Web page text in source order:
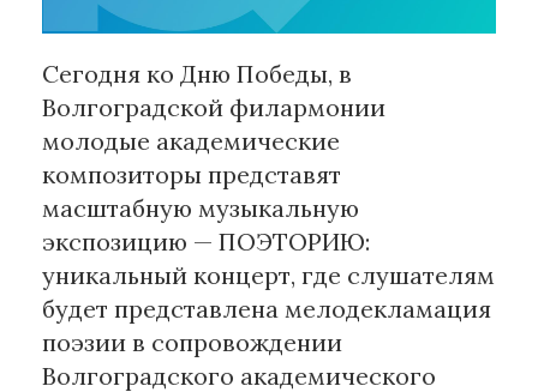
Дизайн и мода
Архитектура и урбанистика
Наука и технологии
Медиа
Образование
Издательское дело
Музыка
Музеи
Материалы партнеров
Сегодня ко Дню Победы, в
Волгоградской филармонии
молодые академические
композиторы представят
масштабную музыкальную
экспозицию — ПОЭТОРИЮ:
уникальный концерт, где слушателям
будет представлена мелодекламация
поэзии в сопровождении
Волгоградского академического